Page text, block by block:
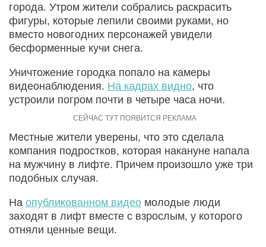
города. Утром жители собрались раскрасить
фигуры, которые лепили своими руками, но
вместо новогодних персонажей увидели
бесформенные кучи снега.
Уничтожение городка попало на камеры
видеонаблюдения. На кадрах видно, что
устроили погром почти в четыре часа ночи.
Местные жители уверены, что это сделала
компания подростков, которая накануне напала
на мужчину в лифте. Причем произошло уже три
подобных случая.
На опубликованном видео молодые люди
заходят в лифт вместе с взрослым, у которого
отняли ценные вещи.